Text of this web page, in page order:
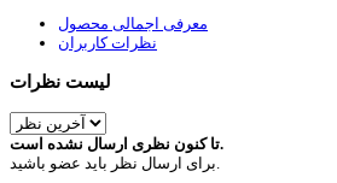
معرفی اجمالی محصول
نظرات کاربران
لیست نظرات
تا کنون نظری ارسال نشده است.